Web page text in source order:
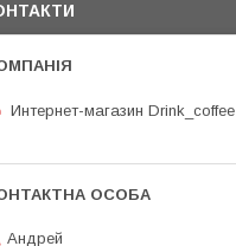
Интернет-магазин Drink_coffee
Андрей